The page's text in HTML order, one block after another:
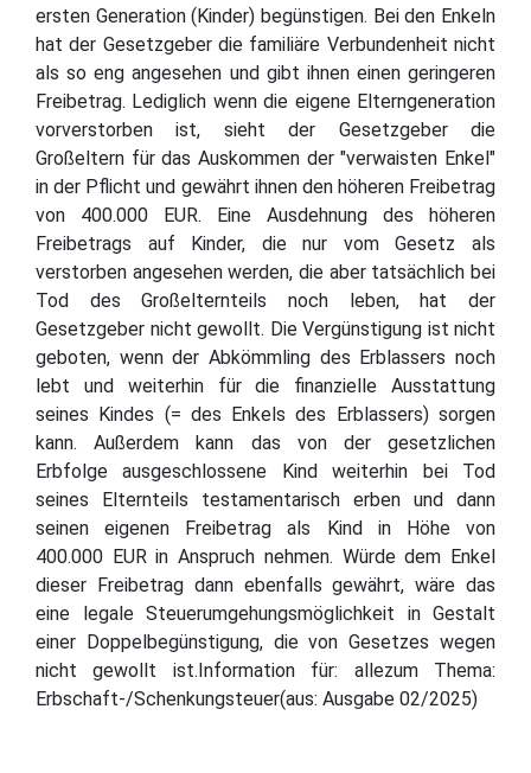
ersten Generation (Kinder) begünstigen. Bei den Enkeln
hat der Gesetzgeber die familiäre Verbundenheit nicht
als so eng angesehen und gibt ihnen einen geringeren
Freibetrag. Lediglich wenn die eigene Elterngeneration
vorverstorben ist, sieht der Gesetzgeber die
Großeltern für das Auskommen der "verwaisten Enkel"
in der Pflicht und gewährt ihnen den höheren Freibetrag
von 400.000 EUR. Eine Ausdehnung des höheren
Freibetrags auf Kinder, die nur vom Gesetz als
verstorben angesehen werden, die aber tatsächlich bei
Tod des Großelternteils noch leben, hat der
Gesetzgeber nicht gewollt. Die Vergünstigung ist nicht
geboten, wenn der Abkömmling des Erblassers noch
lebt und weiterhin für die finanzielle Ausstattung
seines Kindes (= des Enkels des Erblassers) sorgen
kann. Außerdem kann das von der gesetzlichen
Erbfolge ausgeschlossene Kind weiterhin bei Tod
seines Elternteils testamentarisch erben und dann
seinen eigenen Freibetrag als Kind in Höhe von
400.000 EUR in Anspruch nehmen. Würde dem Enkel
dieser Freibetrag dann ebenfalls gewährt, wäre das
eine legale Steuerumgehungsmöglichkeit in Gestalt
einer Doppelbegünstigung, die von Gesetzes wegen
nicht gewollt ist.Information für: allezum Thema:
Erbschaft-/Schenkungsteuer(aus: Ausgabe 02/2025)